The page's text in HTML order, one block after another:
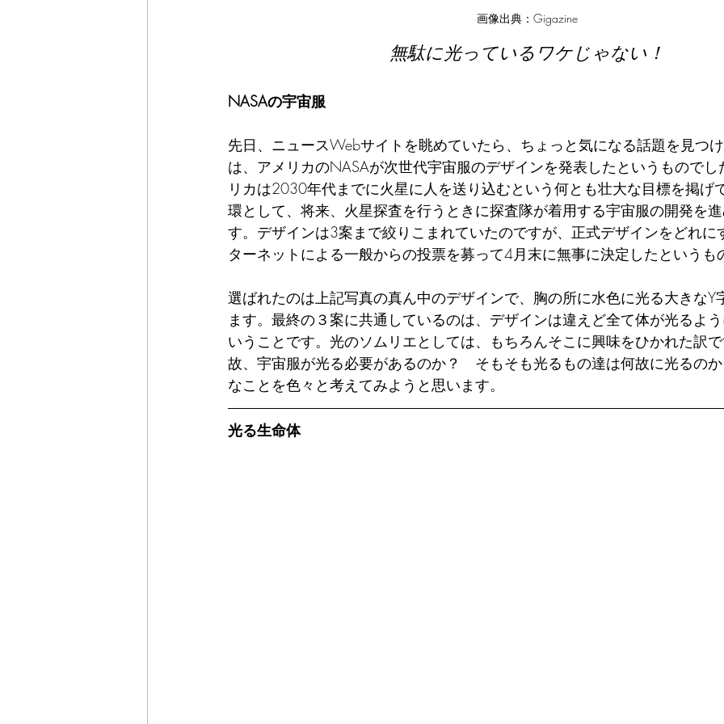
画像出典：Gigazine
無駄に光っているワケじゃない！
NASAの宇宙服
先日、ニュースWebサイトを眺めていたら、ちょっと気になる話題を見つ
は、アメリカのNASAが次世代宇宙服のデザインを発表したというものでし
リカは2030年代までに火星に人を送り込むという何とも壮大な目標を掲げ
環として、将来、火星探査を行うときに探査隊が着用する宇宙服の開発を
す。デザインは3案まで絞りこまれていたのですが、正式デザインをどれに
ターネットによる一般からの投票を募って4月末に無事に決定したというも
選ばれたのは上記写真の真ん中のデザインで、胸の所に水色に光る大きなY
ます。最終の３案に共通しているのは、デザインは違えど全て体が光るよ
いうことです。光のソムリエとしては、もちろんそこに興味をひかれた訳
故、宇宙服が光る必要があるのか？　そもそも光るもの達は何故に光るの
なことを色々と考えてみようと思います。
光る生命体